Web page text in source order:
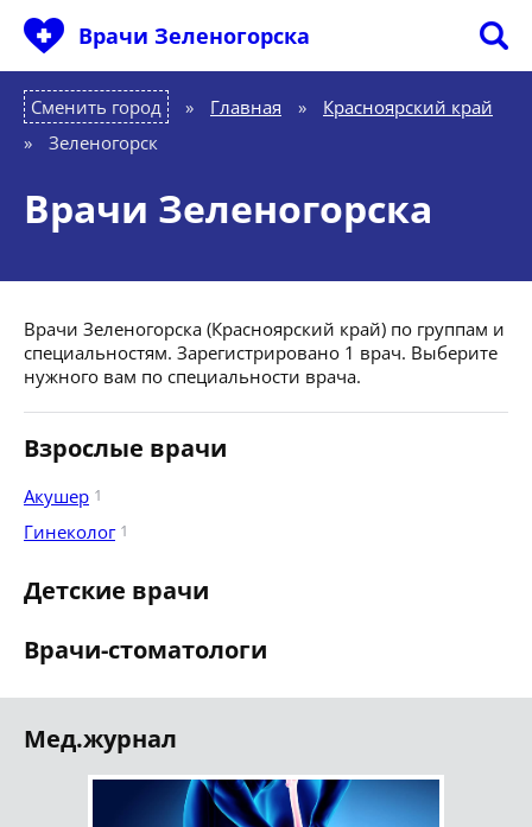
Врачи Зеленогорска
Сменить город Главная »
Красноярский край
»
Зеленогорск
Врачи Зеленогорска
Врачи Зеленогорска (Красноярский край) по группам и
специальностям. Зарегистрировано 1 врач. Выберите
нужного вам по специальности врача.
Взрослые врачи
Акушер 1
Гинеколог 1
Детские врачи
Врачи-стоматологи
Мед.журнал